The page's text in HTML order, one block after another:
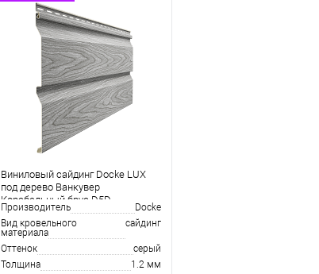
Виниловый сайдинг Docke LUX
под дерево Ванкувер
Корабельный брус D5D
Канадская береза
Производитель
Docke
Вид кровельного
материала
сайдинг
Оттенок
серый
Толщина
1.2 мм